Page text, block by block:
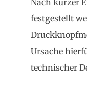
Nach kurzer
festgestellt
Ursache
technischer